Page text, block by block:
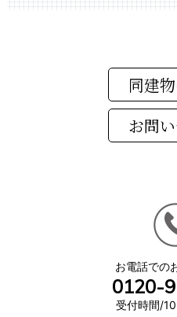
同建
お電話での
0120-
受付時間/